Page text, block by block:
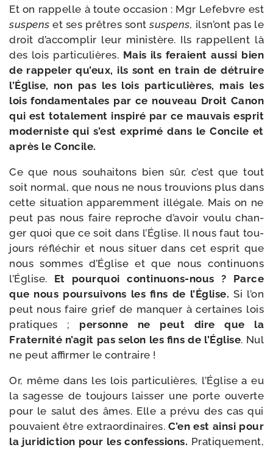
Et on rap­pelle à toute occa­sion : Mgr Lefebvre est
sus­pens et ses prêtres sontsus­pens, ilsn’ont pas le
droit d’accomplir leur minis­tère. Ils rap­pellent là
des lois par­ti­cu­lières. Mais ils feraient aus­si bien
de rap­pe­ler qu’eux, ils sont en train de détruire
l’Église, non pas les lois par­ti­cu­lières, mais les
lois fon­da­men­tales par ce nou­veau Droit Canon
qui est tota­le­ment ins­pi­ré par ce mau­vais esprit
moder­niste qui s’est expri­mé dans le Concile et
après le Concile.
Ce que nous sou­hai­tons bien sûr, c’est que tout
soit nor­mal, que nous ne nous trou­vions plus dans
cette situa­tion appa­rem­ment illé­gale. Mais on ne
peut pas nous faire reproche d’avoir vou­lu chan­
ger quoi que ce soit dans l’Église. Il nous faut tou­
jours réflé­chir et nous situer dans cet esprit que
nous sommes d’Église et que nous conti­nuons
l’Église. Et pour­quoi continuons-​nous ? Parce
que nous pour­sui­vons les fins de l’Église.Si l’on
peut nous faire grief de man­quer à cer­taines lois
pra­tiques ; per­sonne ne peut dire que la
Fraternité n’agit pas selon les fins de l’Église. Nul
ne peut affir­mer le contraire !
Or, même dans les lois par­ti­cu­lières, l’Église a eu
la sagesse de tou­jours lais­ser une porte ouverte
pour le salut des âmes. Elle a pré­vu des cas qui
pou­vaient être extra­or­di­naires.C’en est ain­si pour
la juri­dic­tion pour les confes­sions. Pratiquement,